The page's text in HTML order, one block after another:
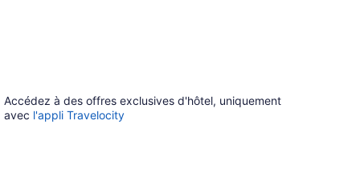
Accédez à des offres exclusives d'hôtel, uniquement
avec l'appli Travelocity